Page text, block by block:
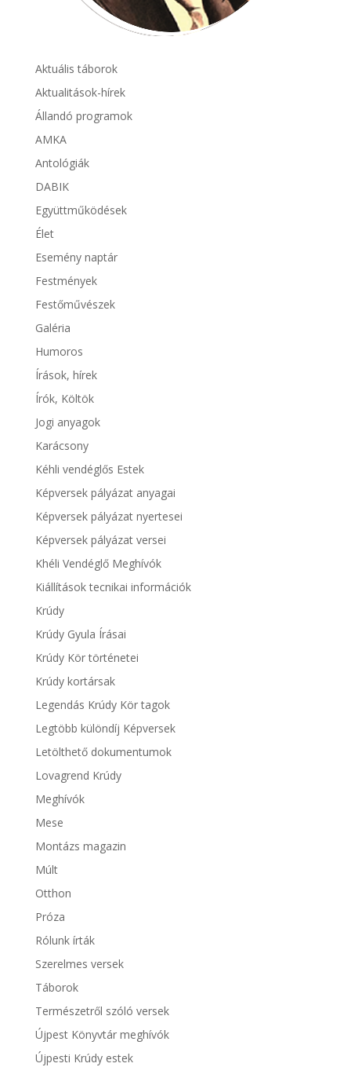
Aktuális táborok
Aktualitások-hírek
Állandó programok
AMKA
Antológiák
DABIK
Együttműködések
Élet
Esemény naptár
Festmények
Festőművészek
Galéria
Humoros
Írások, hírek
Írók, Költök
Jogi anyagok
Karácsony
Kéhli vendéglős Estek
Képversek pályázat anyagai
Képversek pályázat nyertesei
Képversek pályázat versei
Khéli Vendéglő Meghívók
Kiállítások tecnikai információk
Krúdy
Krúdy Gyula Írásai
Krúdy Kör történetei
Krúdy kortársak
Legendás Krúdy Kör tagok
Legtöbb különdíj Képversek
Letölthető dokumentumok
Lovagrend Krúdy
Meghívók
Mese
Montázs magazin
Múlt
Otthon
Próza
Rólunk írták
Szerelmes versek
Táborok
Természetről szóló versek
Újpest Könyvtár meghívók
Újpesti Krúdy estek